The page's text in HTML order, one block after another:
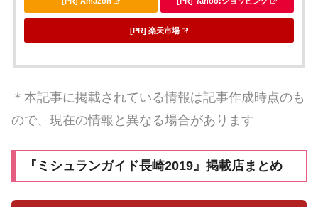
[PR] 楽天市場
＊本記事に掲載されている情報は記事作成時点のも
ので、現在の情報と異なる場合があります
『ミシュランガイド長崎2019』掲載店まとめ